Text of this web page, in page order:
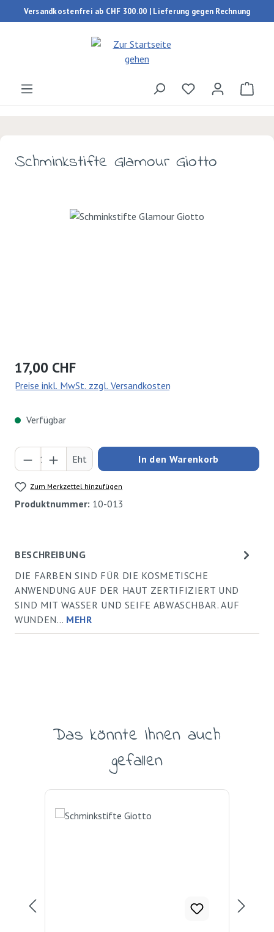
Zum Hauptinhalt springen
Versandkostenfrei ab CHF 300.00 | Lieferung gegen Rechnung
Du hast 0
Schminkstifte Glamour Giotto
Bildergalerie überspringen
Regulärer Preis:
17,00 CHF
Preise inkl. MwSt. zzgl. Versandkosten
Verfügbar
Produkt Anzahl: Gib den gewünschten Wert
Eht In den Warenkorb
Zum Merkzettel hinzufügen
Produktnummer: 10-013
BESCHREIBUNG
DIE FARBEN SIND FÜR DIE KOSMETISCHE
ANWENDUNG AUF DER HAUT ZERTIFIZIERT UND
SIND MIT WASSER UND SEIFE ABWASCHBAR. AUF
WUNDEN… MEHR
Produktgalerie überspringen
Das könnte Ihnen auch
gefallen